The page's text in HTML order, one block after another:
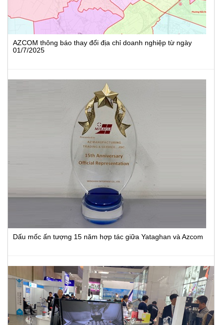
AZCOM thông báo thay đổi địa chỉ doanh nghiệp từ ngày
01/7/2025
Dấu mốc ấn tượng 15 năm hợp tác giữa Yataghan và Azcom